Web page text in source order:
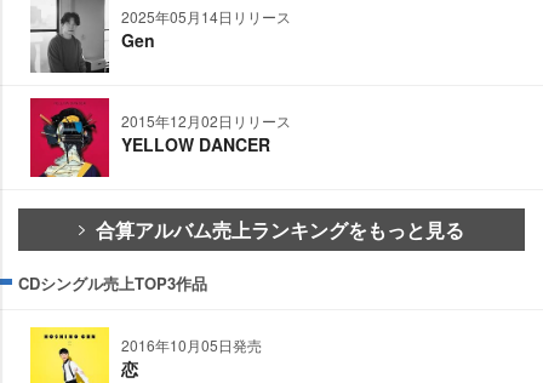
2025年05月14日リリース
Gen
2015年12月02日リリース
YELLOW DANCER
合算アルバム売上ランキングをもっと見る
CDシングル売上TOP3作品
2016年10月05日発売
恋